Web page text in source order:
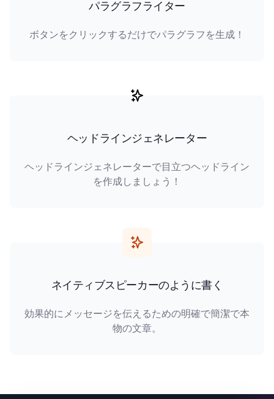
パラグラフライター
ボタンをクリックするだけでパラグラフを生成！
ヘッドラインジェネレーター
ヘッドラインジェネレーターで目立つヘッドライン
を作成しましょう！
ネイティブスピーカーのように書く
効果的にメッセージを伝えるための明確で簡潔で本
物の文章。